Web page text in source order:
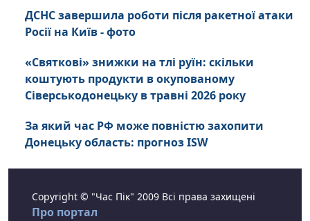
ДСНС завершила роботи після ракетної атаки
Росії на Київ - фото
«Святкові» знижки на тлі руїн: скільки
коштують продукти в окупованому
Сіверськодонецьку в травні 2026 року
За який час РФ може повністю захопити
Донецьку область: прогноз ISW
Copyright © "Час Пік" 2009 Всі права захищені
Про портал